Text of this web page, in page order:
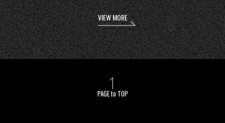
VIEW MORE
PAGE to TOP